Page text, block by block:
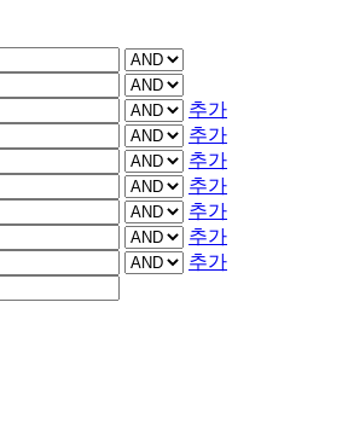
추가
추가
추가
추가
추가
추가
추가